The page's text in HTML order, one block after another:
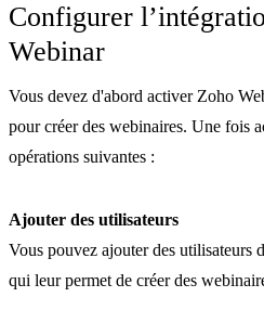
Configurer
Webinar
Vous devez d'abord activer Zoho
pour créer des webinaires. Une fois
opérations suivantes :
Ajouter des utilisateurs
Vous pouvez ajouter des utilisateurs
qui leur permet de créer des